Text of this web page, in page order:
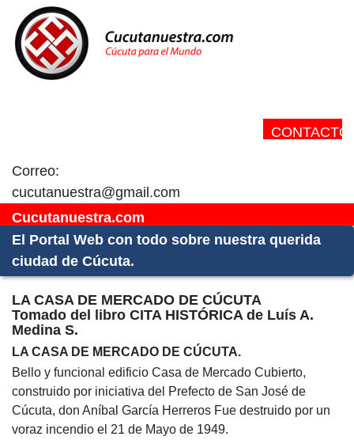
CONTACTO:
Correo:
cucutanuestra@gmail.com
Cucutanuestra.com
El Portal Web con todo sobre nuestra querida
ciudad de Cúcuta.
LA CASA DE MERCADO DE CÚCUTA
Tomado del libro CITA HISTÓRICA de Luís A.
Medina S.
LA CASA DE MERCADO DE CÚCUTA.
Bello y funcional edificio Casa de Mercado Cubierto,
construido por iniciativa del Prefecto de San José de
Cúcuta, don Aníbal García Herreros Fue destruido por un
voraz incendio el 21 de Mayo de 1949.